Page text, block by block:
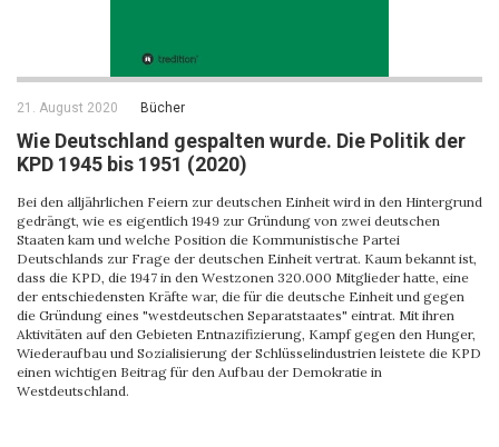
21. August 2020 Bücher
Wie Deutschland gespalten wurde. Die Politik der
KPD 1945 bis 1951 (2020)
Bei den alljährlichen Feiern zur deutschen Einheit wird in den Hintergrund
gedrängt, wie es eigentlich 1949 zur Gründung von zwei deutschen
Staaten kam und welche Position die Kommunistische Partei
Deutschlands zur Frage der deutschen Einheit vertrat. Kaum bekannt ist,
dass die KPD, die 1947 in den Westzonen 320.000 Mitglieder hatte, eine
der entschiedensten Kräfte war, die für die deutsche Einheit und gegen
die Gründung eines "westdeutschen Separatstaates" eintrat. Mit ihren
Aktivitäten auf den Gebieten Entnazifizierung, Kampf gegen den Hunger,
Wiederaufbau und Sozialisierung der Schlüsselindustrien leistete die KPD
einen wichtigen Beitrag für den Aufbau der Demokratie in
Westdeutschland.